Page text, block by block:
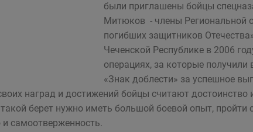
были приглашены бойцы
Митюков - члены Региональной
погибших защитников
Чеченской Республике в 2006
операциях, за которые
«Знак доблести» за успешное
наград и достижений бойцы считают
берет нужно иметь большой боевой опыт,
самоотверженность.